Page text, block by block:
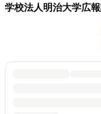
学校法人明治大学広